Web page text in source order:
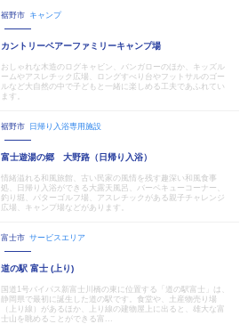
裾野市 キャンプ
カントリーベアーファミリーキャンプ場
おしゃれな木造のログキャビン、バンガローのほか、キッズル
ームやアスレチック広場、ロングすべり台やフットサルのゴー
ルなど大自然の中で子どもと一緒に楽しめる工夫であふれてい
ます。
裾野市 日帰り入浴専用施設
富士遊湯の郷 大野路（日帰り入浴）
情緒溢れる和風旅館、古い民家の風情を残す趣深い和風食事
処、日帰り入浴ができる大露天風呂、バーベキューコーナー、
釣り堀、パターゴルフ場、アスレチックがある親子チャレンジ
広場、キャンプ場などがあります。
富士市 サービスエリア
道の駅 富士 (上り)
国道1号バイパス新富士川橋の東に位置する「道の駅富士」は、
静岡県で最初に誕生した道の駅です。食堂や、土産物売り場
（上り線）があるほか、上り線の建物屋上に出ると、雄大な富
士山を眺めることができる富...